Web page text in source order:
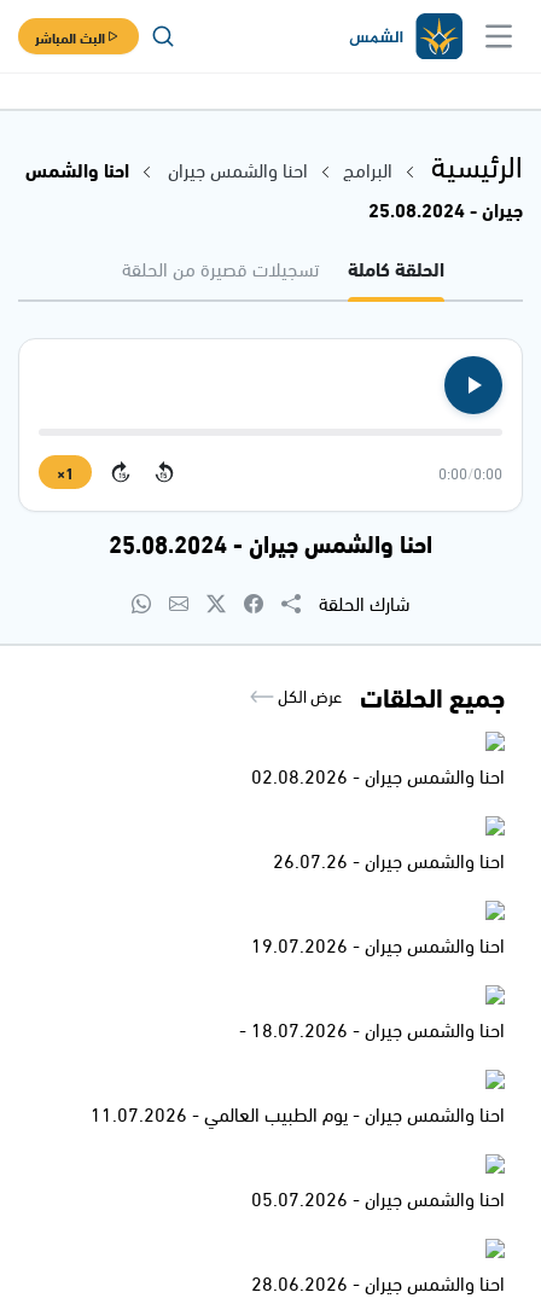
البث المباشر
الرئيسية البرامج احنا والشمس جيران
احنا والشمس
جيران - 25.08.2024
الحلقة كاملة
تسجيلات قصيرة من الحلقة
0:00
/
0:00
15
15
1×
احنا والشمس جيران - 25.08.2024
شارك الحلقة
جميع الحلقات عرض الكل
احنا والشمس جيران - 02.08.2026
احنا والشمس جيران - 26.07.26
احنا والشمس جيران - 19.07.2026
احنا والشمس جيران - 18.07.2026 -
احنا والشمس جيران - يوم الطبيب العالمي - 11.07.2026
احنا والشمس جيران - 05.07.2026
احنا والشمس جيران - 28.06.2026